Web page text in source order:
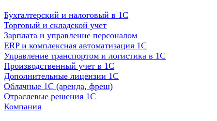
Бухгалтерский и налоговый в 1С
Торговый и складской учет
Зарплата и управление персоналом
ERP и комплексная автоматизация 1С
Управление транспортом и логистика в 1С
Производственный учет в 1С
Дополнительные лицензии 1С
Облачные 1С (аренда, фреш)
Отраслевые решения 1С
Компания